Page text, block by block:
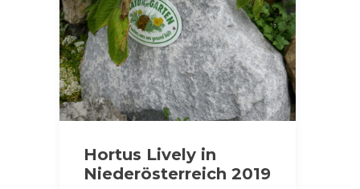
Hortus Lively in
Niederösterreich 2019